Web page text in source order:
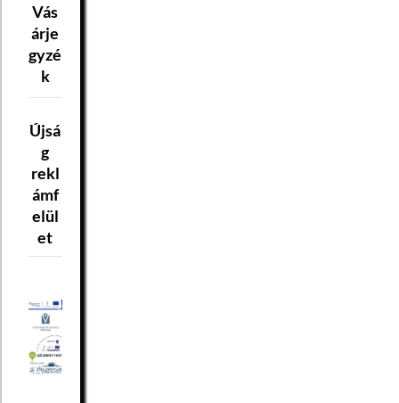
Vás
árje
gyzé
k
Újsá
g
rekl
ámf
elül
et